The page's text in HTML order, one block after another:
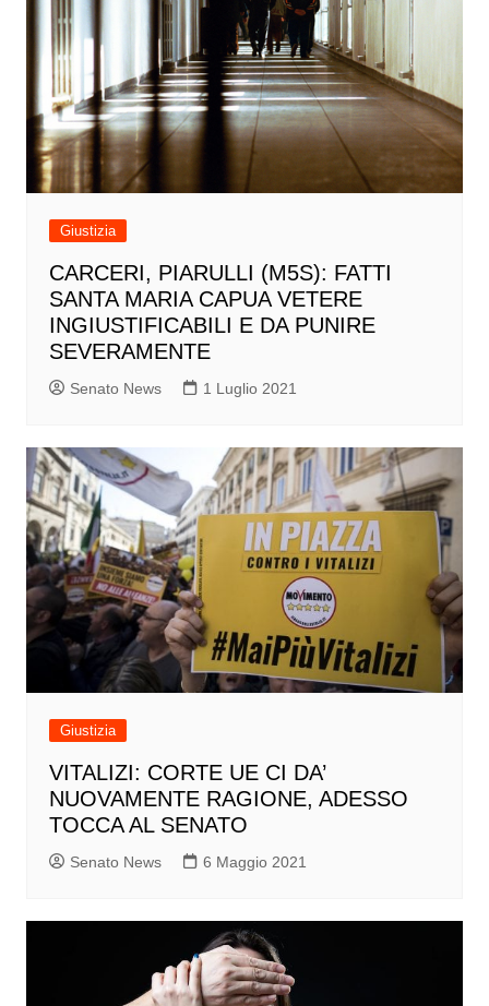
Giustizia
CARCERI, PIARULLI (M5S): FATTI
SANTA MARIA CAPUA VETERE
INGIUSTIFICABILI E DA PUNIRE
SEVERAMENTE
Senato News 1 Luglio 2021
Giustizia
VITALIZI: CORTE UE CI DA’
NUOVAMENTE RAGIONE, ADESSO
TOCCA AL SENATO
Senato News 6 Maggio 2021